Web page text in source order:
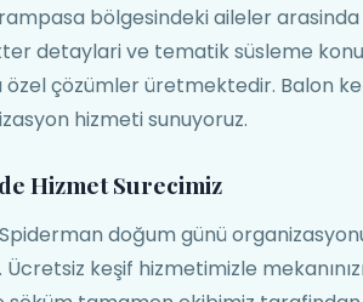
bölgesindeki aileler
detaylari ve tematik süsleme
çözümler üretmektedir. Balon
hizmeti sunuyoruz.
Hizmet Surecimiz
doğum günü
keşif hizmetimizle